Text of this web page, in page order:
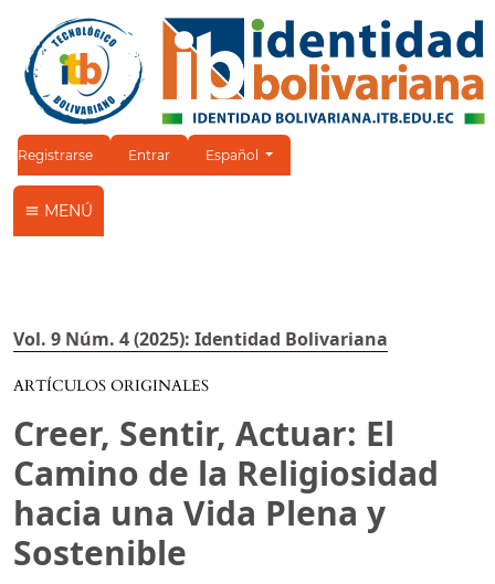
Registrarse Entrar Cambiar el idioma. El idioma actual es:
Español
MENÚ
Vol. 9 Núm. 4 (2025): Identidad Bolivariana
ARTÍCULOS ORIGINALES
Creer, Sentir, Actuar: El
Camino de la Religiosidad
hacia una Vida Plena y
Sostenible